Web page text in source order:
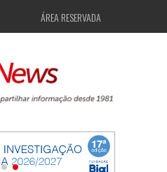
ÁREA RESERVADA